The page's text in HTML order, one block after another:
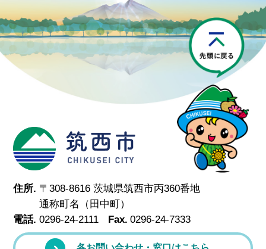
筑西市
住所. 〒308-8616 茨城県筑西市丙360番地
通称町名（田中町）
電話. 0296-24-2111 Fax. 0296-24-7333